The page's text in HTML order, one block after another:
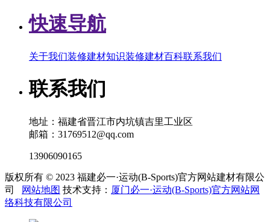
快速导航
关于我们装修建材知识装修建材百科联系我们
联系我们
地址：福建省晋江市内坑镇吉里工业区
邮箱：31769512@qq.com
13906090165
版权所有 © 2023 福建必一·运动(B-Sports)官方网站建材有限公
司
网站地图 技术支持： 厦门必一·运动(B-Sports)官方网站网
络科技有限公司